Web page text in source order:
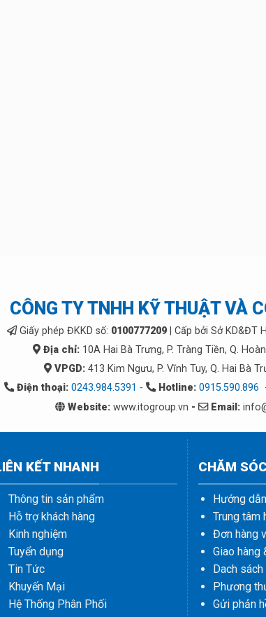
CÔNG TY TNHH KỸ THUẬT VÀ
Giấy phép ĐKKD số: 0100777209| Cấp bởi Sở KD&ĐT
Địa chỉ: 10A Hai Bà Trưng, P. Tràng Tiền, Q.
VPGD: 413 Kim Ngưu, P. Vĩnh Tuy, Q. Hai Bà
Điện thoại: 0243.984.5391 - Hotline: 0915.590.896
Website:www.itogroup.vn - Email:
KẾT NHANH
Thông tin sản phẩm
Hỗ trợ khách hàng
Kinh nghiệm
Tuyển dụng
Tin Tức
Khuyến Mại
Hệ Thống Phân Phối
CHĂM
Hướng
Trung tâm
Đơn hàng
Giao hàng
Dach
Phương
Gửi phản